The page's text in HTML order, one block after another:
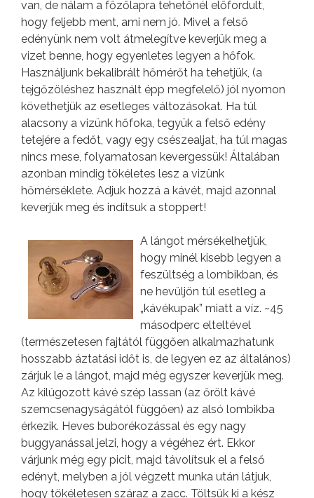
van, de nálam a főzőlapra tehetőnél előfordult,
hogy feljebb ment, ami nem jó. Mivel a felső
edényünk nem volt átmelegítve keverjük meg a
vizet benne, hogy egyenletes legyen a hőfok.
Használjunk bekalibrált hőmérőt ha tehetjük, (a
tejgőzöléshez használt épp megfelelő) jól nyomon
követhetjük az esetleges változásokat. Ha túl
alacsony a vizünk hőfoka, tegyük a felső edény
tetejére a fedőt, vagy egy csészealjat, ha túl magas
nincs mese, folyamatosan kevergessük! Általában
azonban mindig tökéletes lesz a vizünk
hőmérséklete. Adjuk hozzá a kávét, majd azonnal
keverjük meg és indítsuk a stoppert!
A lángot mérsékelhetjük,
hogy minél kisebb legyen a
feszültség a lombikban, és
ne hevüljön túl esetleg a
„kávékupak” miatt a víz. ~45
másodperc elteltével
(természetesen fajtától függően alkalmazhatunk
hosszabb áztatási időt is, de legyen ez az általános)
zárjuk le a lángot, majd még egyszer keverjük meg.
Az kilúgozott kávé szép lassan (az őrölt kávé
szemcsenagyságától függően) az alsó lombikba
érkezik. Heves buborékozással és egy nagy
buggyanással jelzi, hogy a végéhez ért. Ekkor
várjunk még egy picit, majd távolítsuk el a felső
edényt, melyben a jól végzett munka után látjuk,
hogy tökéletesen száraz a zacc. Töltsük ki a kész